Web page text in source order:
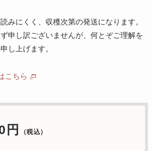
みにくく、収穫次第の発送になります。
申し訳ございませんが、何とぞご理解を
し上げます。
こちら
円 （税込）